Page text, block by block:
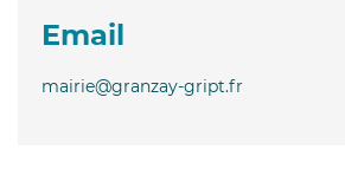
Email
mairie@granzay-gript.fr